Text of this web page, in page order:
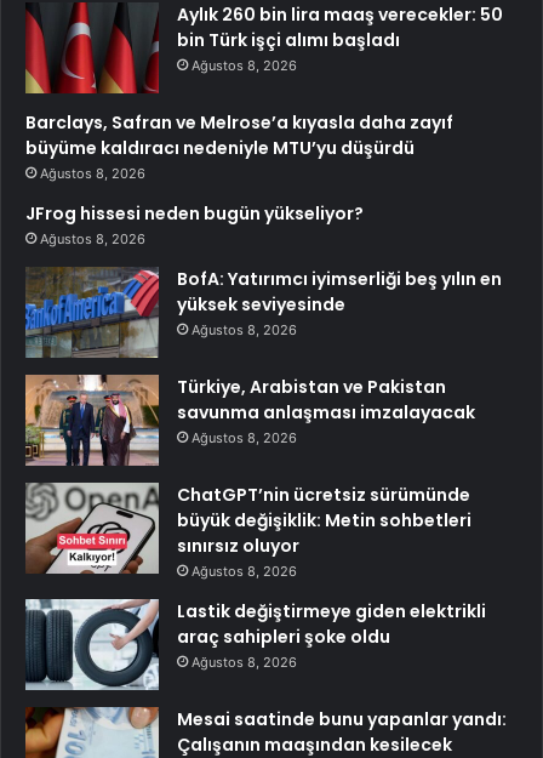
Aylık 260 bin lira maaş verecekler: 50
bin Türk işçi alımı başladı
Ağustos 8, 2026
Barclays, Safran ve Melrose’a kıyasla daha zayıf
büyüme kaldıracı nedeniyle MTU’yu düşürdü
Ağustos 8, 2026
JFrog hissesi neden bugün yükseliyor?
Ağustos 8, 2026
BofA: Yatırımcı iyimserliği beş yılın en
yüksek seviyesinde
Ağustos 8, 2026
Türkiye, Arabistan ve Pakistan
savunma anlaşması imzalayacak
Ağustos 8, 2026
ChatGPT’nin ücretsiz sürümünde
büyük değişiklik: Metin sohbetleri
sınırsız oluyor
Ağustos 8, 2026
Lastik değiştirmeye giden elektrikli
araç sahipleri şoke oldu
Ağustos 8, 2026
Mesai saatinde bunu yapanlar yandı:
Çalışanın maaşından kesilecek